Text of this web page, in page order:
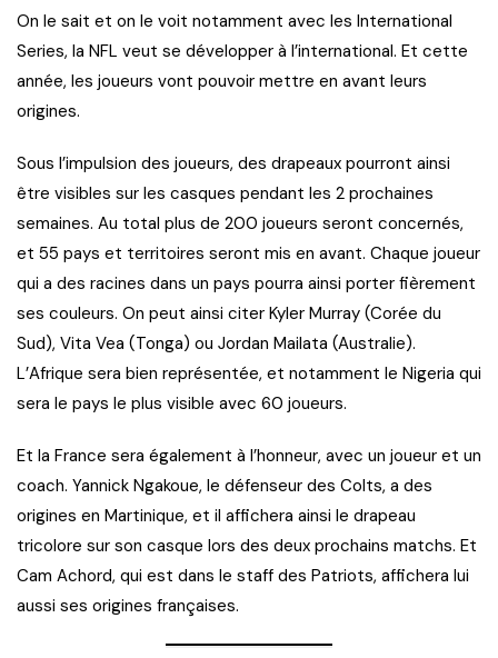
On le sait et on le voit notamment avec les International
Series, la NFL veut se développer à l’international. Et cette
année, les joueurs vont pouvoir mettre en avant leurs
origines.
Sous l’impulsion des joueurs, des drapeaux pourront ainsi
être visibles sur les casques pendant les 2 prochaines
semaines. Au total plus de 200 joueurs seront concernés,
et 55 pays et territoires seront mis en avant. Chaque joueur
qui a des racines dans un pays pourra ainsi porter fièrement
ses couleurs. On peut ainsi citer Kyler Murray (Corée du
Sud), Vita Vea (Tonga) ou Jordan Mailata (Australie).
L’Afrique sera bien représentée, et notamment le Nigeria qui
sera le pays le plus visible avec 60 joueurs.
Et la France sera également à l’honneur, avec un joueur et un
coach. Yannick Ngakoue, le défenseur des Colts, a des
origines en Martinique, et il affichera ainsi le drapeau
tricolore sur son casque lors des deux prochains matchs. Et
Cam Achord, qui est dans le staff des Patriots, affichera lui
aussi ses origines françaises.